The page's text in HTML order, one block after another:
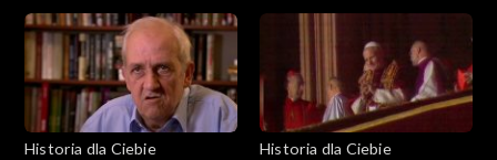
Historia dla Ciebie
Historia dla Ciebie